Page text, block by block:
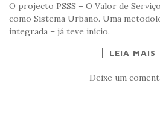
O projecto PSSS – O Valor de
como Sistema Urbano. Uma
integrada – já teve início.
LEIA MAIS
Deixe um